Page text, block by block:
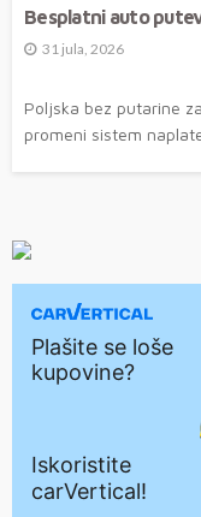
Besplatni auto
31 jula, 2026
Poljska bez putarine
promeni sistem